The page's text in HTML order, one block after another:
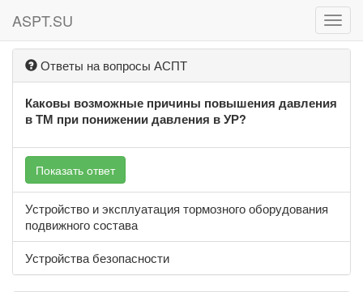
ASPT.SU
Ответы на вопросы АСПТ
Каковы возможные причины повышения давления
в ТМ при понижении давления в УР?
Показать ответ
Устройство и эксплуатация тормозного оборудования
подвижного состава
Устройства безопасности